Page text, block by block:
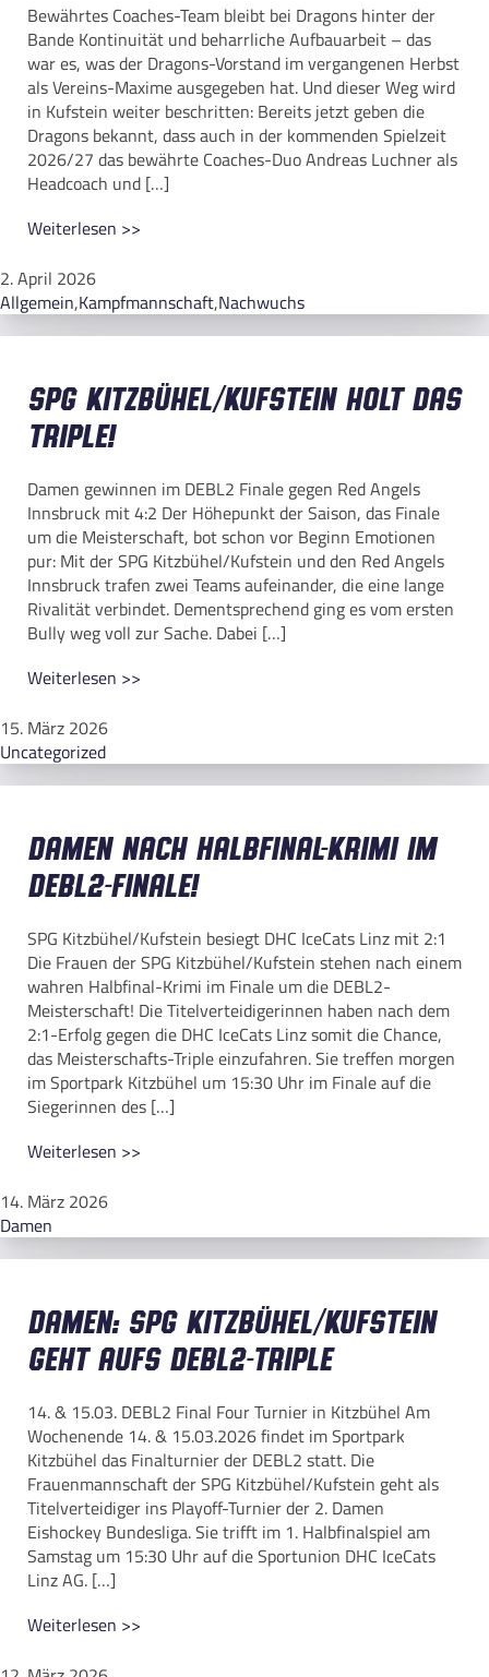
Bewährtes Coaches-Team bleibt bei Dragons hinter der
Bande Kontinuität und beharrliche Aufbauarbeit – das
war es, was der Dragons-Vorstand im vergangenen Herbst
als Vereins-Maxime ausgegeben hat. Und dieser Weg wird
in Kufstein weiter beschritten: Bereits jetzt geben die
Dragons bekannt, dass auch in der kommenden Spielzeit
2026/27 das bewährte Coaches-Duo Andreas Luchner als
Headcoach und […]
Weiterlesen >>
2. April 2026
Allgemein,Kampfmannschaft,Nachwuchs
SPG Kitzbühel/Kufstein holt das
Triple!
Damen gewinnen im DEBL2 Finale gegen Red Angels
Innsbruck mit 4:2 Der Höhepunkt der Saison, das Finale
um die Meisterschaft, bot schon vor Beginn Emotionen
pur: Mit der SPG Kitzbühel/Kufstein und den Red Angels
Innsbruck trafen zwei Teams aufeinander, die eine lange
Rivalität verbindet. Dementsprechend ging es vom ersten
Bully weg voll zur Sache. Dabei […]
Weiterlesen >>
15. März 2026
Uncategorized
Damen nach Halbfinal-Krimi im
DEBL2-Finale!
SPG Kitzbühel/Kufstein besiegt DHC IceCats Linz mit 2:1
Die Frauen der SPG Kitzbühel/Kufstein stehen nach einem
wahren Halbfinal-Krimi im Finale um die DEBL2-
Meisterschaft! Die Titelverteidigerinnen haben nach dem
2:1-Erfolg gegen die DHC IceCats Linz somit die Chance,
das Meisterschafts-Triple einzufahren. Sie treffen morgen
im Sportpark Kitzbühel um 15:30 Uhr im Finale auf die
Siegerinnen des […]
Weiterlesen >>
14. März 2026
Damen
Damen: SPG Kitzbühel/Kufstein
geht aufs DEBL2-Triple
14. & 15.03. DEBL2 Final Four Turnier in Kitzbühel Am
Wochenende 14. & 15.03.2026 findet im Sportpark
Kitzbühel das Finalturnier der DEBL2 statt. Die
Frauenmannschaft der SPG Kitzbühel/Kufstein geht als
Titelverteidiger ins Playoff-Turnier der 2. Damen
Eishockey Bundesliga. Sie trifft im 1. Halbfinalspiel am
Samstag um 15:30 Uhr auf die Sportunion DHC IceCats
Linz AG. […]
Weiterlesen >>